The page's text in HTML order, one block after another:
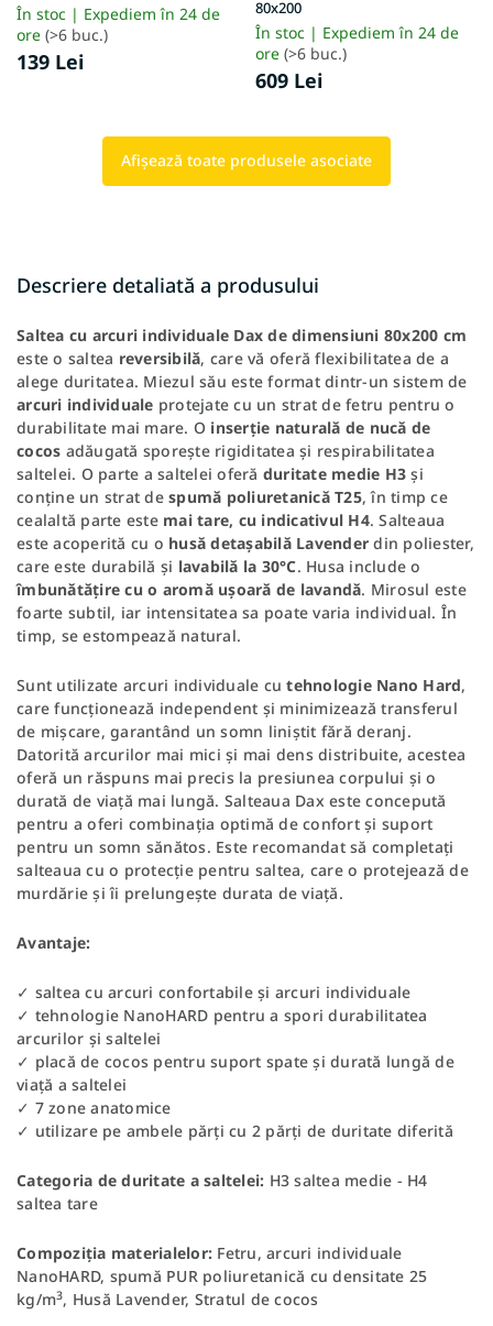
În stoc | Expediem în 24 de
ore (>6 buc.)
139 Lei
80x200
În stoc | Expediem în 24 de
ore (>6 buc.)
609 Lei
Afişează toate produsele asociate
Descriere detaliată a produsului
Saltea cu arcuri individuale Dax de dimensiuni 80x200 cm
este o saltea reversibilă, care vă oferă flexibilitatea de a
alege duritatea. Miezul său este format dintr-un sistem de
arcuri individuale protejate cu un strat de fetru pentru o
durabilitate mai mare. O inserție naturală de nucă de
cocos adăugată sporește rigiditatea și respirabilitatea
saltelei. O parte a saltelei oferă duritate medie H3 și
conține un strat de spumă poliuretanică T25, în timp ce
cealaltă parte este mai tare, cu indicativul H4. Salteaua
este acoperită cu o husă detașabilă Lavender din poliester,
care este durabilă și lavabilă la 30°C. Husa include o
îmbunătățire cu o aromă ușoară de lavandă. Mirosul este
foarte subtil, iar intensitatea sa poate varia individual. În
timp, se estompează natural.
Sunt utilizate arcuri individuale cutehnologie Nano Hard,
care funcționează independent și minimizează transferul
de mișcare, garantând un somn liniștit fără deranj.
Datorită arcurilor mai mici și mai dens distribuite, acestea
oferă un răspuns mai precis la presiunea corpului și o
durată de viață mai lungă. Salteaua Dax este concepută
pentru a oferi combinația optimă de confort și suport
pentru un somn sănătos. Este recomandat să completați
salteaua cu o protecție pentru saltea, care o protejează de
murdărie și îi prelungește durata de viață.
Avantaje:
✓ saltea cu arcuri confortabile și arcuri individuale
✓ tehnologie NanoHARD pentru a spori durabilitatea
arcurilor și saltelei
✓ placă de cocos pentru suport spate și durată lungă de
viață a saltelei
✓ 7 zone anatomice
✓ utilizare pe ambele părți cu 2 părți de duritate diferită
Categoria de duritate a saltelei: H3 saltea medie - H4
saltea tare
Compoziția materialelor: Fetru, arcuri individuale
NanoHARD, spumă PUR poliuretanică cu densitate 25
kg/m3, Husă Lavender, Stratul de cocos